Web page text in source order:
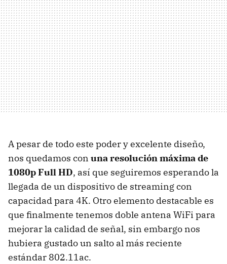
A pesar de todo este poder y excelente diseño,
nos quedamos con una resolución máxima de
1080p Full HD, así que seguiremos esperando la
llegada de un dispositivo de streaming con
capacidad para 4K. Otro elemento destacable es
que finalmente tenemos doble antena WiFi para
mejorar la calidad de señal, sin embargo nos
hubiera gustado un salto al más reciente
estándar 802.11ac.